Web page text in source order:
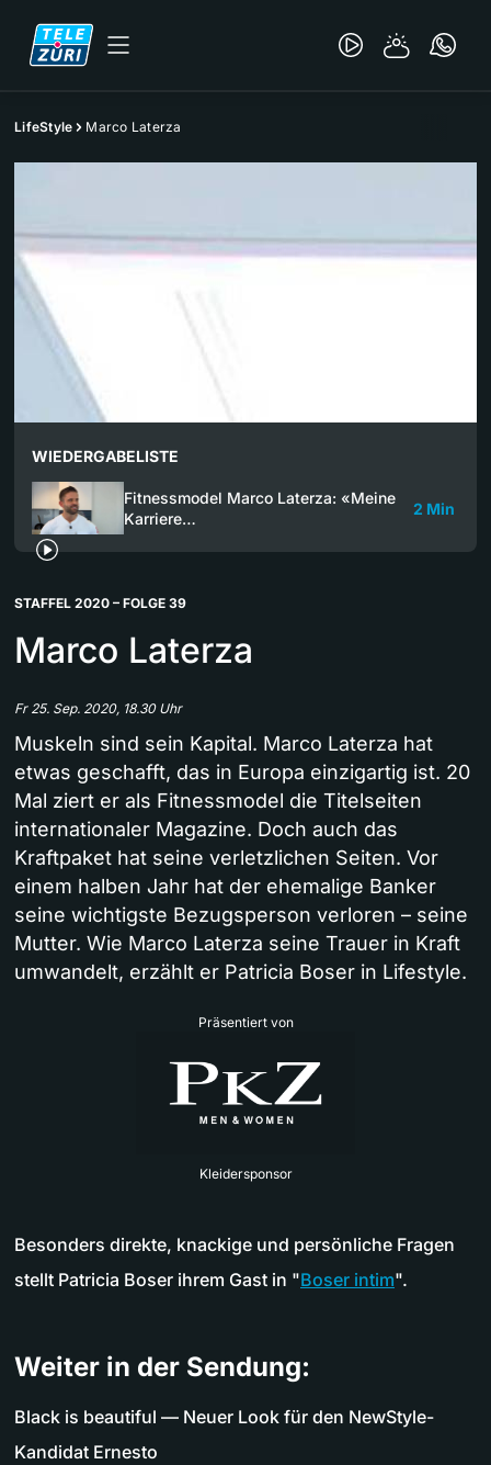
LifeStyle Marco Laterza
WIEDERGABELISTE
Fitnessmodel Marco Laterza: «Meine
Karriere…
2 Min
STAFFEL 2020 – FOLGE 39
Marco Laterza
Fr 25. Sep. 2020, 18.30 Uhr
Muskeln sind sein Kapital. Marco Laterza hat
etwas geschafft, das in Europa einzigartig ist. 20
Mal ziert er als Fitnessmodel die Titelseiten
internationaler Magazine. Doch auch das
Kraftpaket hat seine verletzlichen Seiten. Vor
einem halben Jahr hat der ehemalige Banker
seine wichtigste Bezugsperson verloren – seine
Mutter. Wie Marco Laterza seine Trauer in Kraft
umwandelt, erzählt er Patricia Boser in Lifestyle.
Präsentiert von
Kleidersponsor
Besonders direkte, knackige und persönliche Fragen
stellt Patricia Boser ihrem Gast in "Boser intim".
Weiter in der Sendung:
Black is beautiful — Neuer Look für den NewStyle-
Kandidat Ernesto